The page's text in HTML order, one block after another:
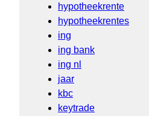
hypotheekrente
hypotheekrentes
ing
ing bank
ing nl
jaar
kbc
keytrade